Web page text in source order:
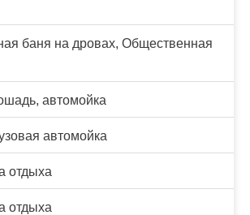
баня на дровах, Общественная
автомойка
автомойка
отдыха
отдыха